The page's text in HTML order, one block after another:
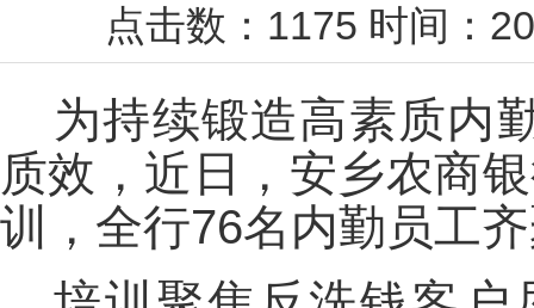
点击数： 1175 时间：
为持续锻造高素质内
质效，近日，安乡农商
训，全行76名内勤员工